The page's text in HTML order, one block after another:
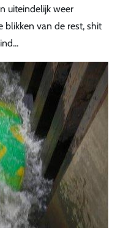
uiteindelijk weer
blikken van de rest, shit